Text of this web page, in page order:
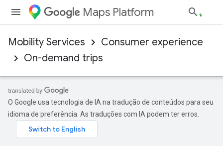
Maps Platform
Mobility Services
Consumer experience
On-demand trips
O Google usa tecnologia de IA na tradução de conteúdos para seu
idioma de preferência. As traduções com IA podem ter erros.